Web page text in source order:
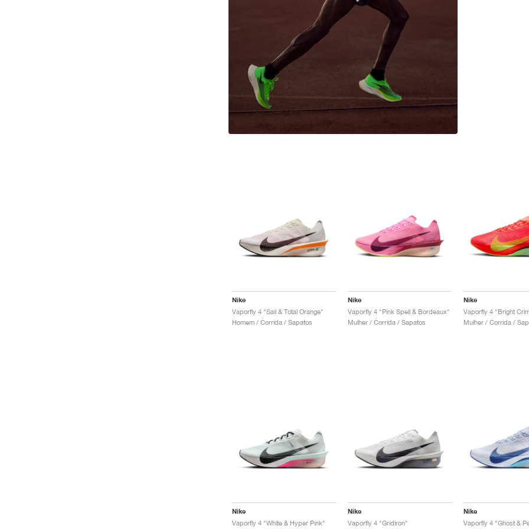
Nike
Vaporfly 4 "Sail & Total Orange"
Homem / Corrida / Sapatos
Nike
Vaporfly 4 "Pink Spell & Bordeaux"
Mulher / Corrida / Sapatos
Nike
Mulher / Corrida /
Nike
Vaporfly 4 "White & Hyper Pink"
Nike
Vaporfly 4 "Gridiron"
Nike
Vaporfly 4 "Ghost &